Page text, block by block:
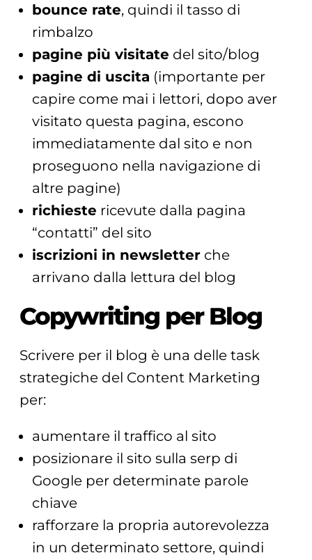
bounce rate, quindi il tasso di
rimbalzo
pagine più visitate del sito/blog
pagine di uscita (importante per
capire come mai i lettori, dopo aver
visitato questa pagina, escono
immediatamente dal sito e non
proseguono nella navigazione di
altre pagine)
richieste ricevute dalla pagina
“contatti” del sito
iscrizioni in newsletterche
arrivano dalla lettura del blog
Copywriting per Blog
Scrivere per il blog è una delle task
strategiche del Content Marketing
per:
aumentare il traffico al sito
posizionare il sito sulla serp di
Google per determinate parole
chiave
rafforzare la propria autorevolezza
in un determinato settore, quindi